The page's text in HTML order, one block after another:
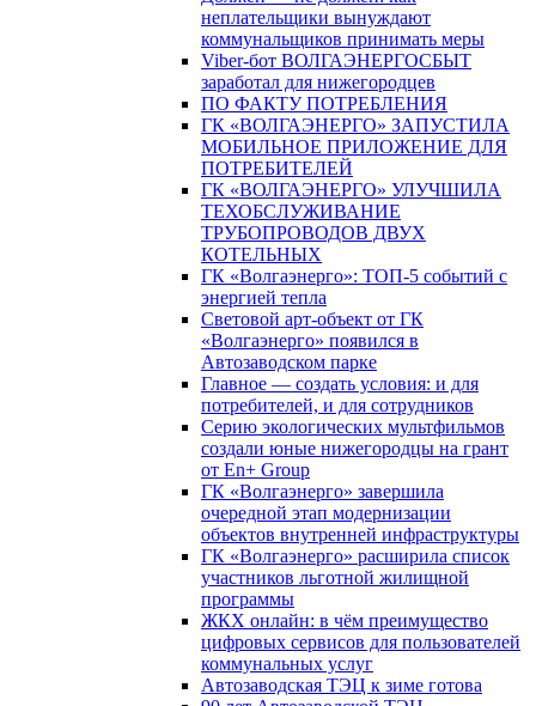
неплательщики вынуждают
коммунальщиков принимать меры
Viber-бот ВОЛГАЭНЕРГОСБЫТ
заработал для нижегородцев
ПО ФАКТУ ПОТРЕБЛЕНИЯ
ГК «ВОЛГАЭНЕРГО» ЗАПУСТИЛА
МОБИЛЬНОЕ ПРИЛОЖЕНИЕ ДЛЯ
ПОТРЕБИТЕЛЕЙ
ГК «ВОЛГАЭНЕРГО» УЛУЧШИЛА
ТЕХОБСЛУЖИВАНИЕ
ТРУБОПРОВОДОВ ДВУХ
КОТЕЛЬНЫХ
ГК «Волгаэнерго»: ТОП-5 событий с
энергией тепла
Световой арт-объект от ГК
«Волгаэнерго» появился в
Автозаводском парке
Главное — создать условия: и для
потребителей, и для сотрудников
Серию экологических мультфильмов
создали юные нижегородцы на грант
от En+ Group
ГК «Волгаэнерго» завершила
очередной этап модернизации
объектов внутренней инфраструктуры
ГК «Волгаэнерго» расширила список
участников льготной жилищной
программы
ЖКХ онлайн: в чём преимущество
цифровых сервисов для пользователей
коммунальных услуг
Автозаводская ТЭЦ к зиме готова